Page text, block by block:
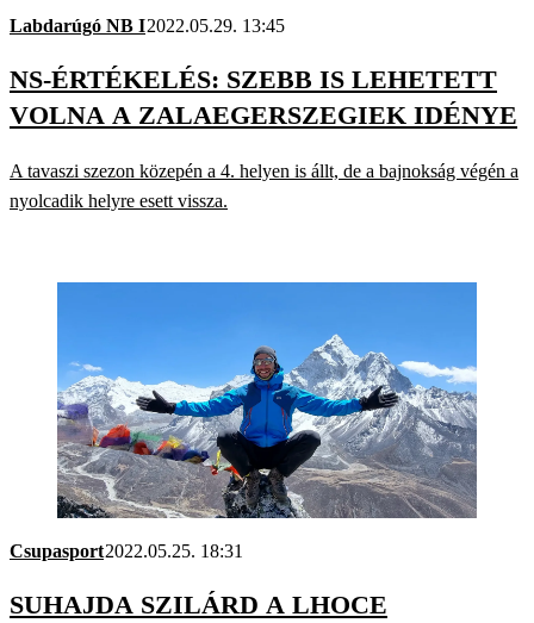
Labdarúgó NB I2022.05.29. 13:45
NS-ÉRTÉKELÉS: SZEBB IS LEHETETT
VOLNA A ZALAEGERSZEGIEK IDÉNYE
A tavaszi szezon közepén a 4. helyen is állt, de a bajnokság végén a
nyolcadik helyre esett vissza.
Csupasport2022.05.25. 18:31
SUHAJDA SZILÁRD A LHOCE